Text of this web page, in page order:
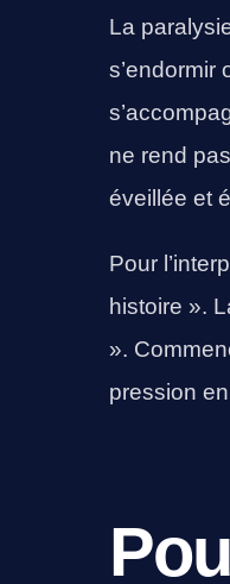
La
s’endormir
ne rend
éveillée et
Pour
histoire ».
».
pression